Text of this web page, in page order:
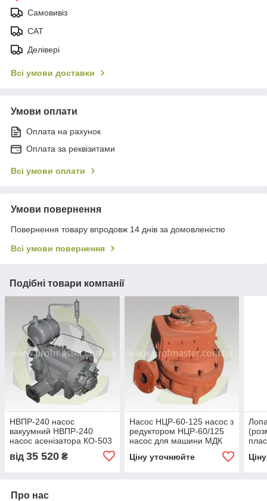
Самовивіз
САТ
Делівері
Всі умови доставки
Умови оплати
Оплата на рахунок
Оплата за реквізитами
Всі умови оплати
Умови повернення
Повернення товару впродовж 14 днів за домовленістю
Всі умови повернення
Подібні товари компанії
НВПР-240 насос
вакуумний НВПР-240
насос асенізатора КО-503
від 35 520 ₴
Насос НЦР-60-125 насос з
редуктором НЦР-60/125
насос для машини МДК
Ціну уточнюйте
Про нас